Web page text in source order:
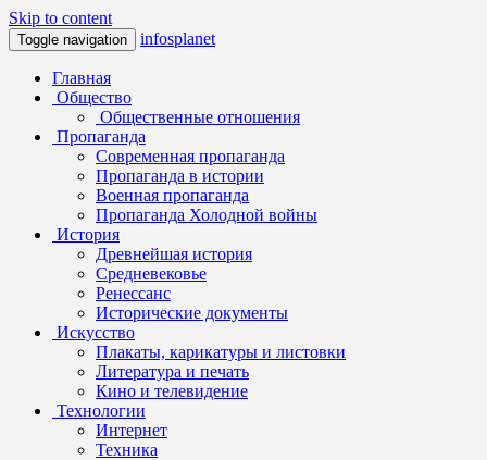
Skip to content
Toggle navigation infosplanet
Главная
Общество
Общественные отношения
Пропаганда
Современная пропаганда
Пропаганда в истории
Военная пропаганда
Пропаганда Холодной войны
История
Древнейшая история
Средневековье
Ренессанс
Исторические документы
Искусство
Плакаты, карикатуры и листовки
Литература и печать
Кино и телевидение
Технологии
Интернет
Техника